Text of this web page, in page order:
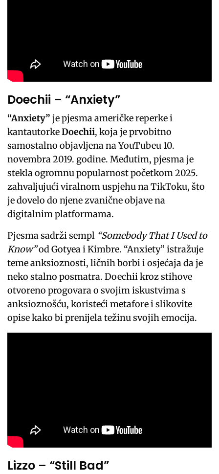
Doechii – “Anxiety”
“Anxiety” je pjesma američke reperke i
kantautorkeDoechii, koja je prvobitno
samostalno objavljena na YouTubeu 10.
novembra 2019. godine. Međutim, pjesma je
stekla ogromnu popularnost početkom 2025.
zahvaljujući viralnom uspjehu na TikToku, što
je dovelo do njene zvanične objave na
digitalnim platformama.
Pjesma sadrži sempl “Somebody That I Used to
Know”od Gotyea i Kimbre. “Anxiety” istražuje
teme anksioznosti, ličnih borbi i osjećaja da je
neko stalno posmatra. Doechii kroz stihove
otvoreno progovara o svojim iskustvima s
anksioznošću, koristeći metafore i slikovite
opise kako bi prenijela težinu svojih emocija.
Lizzo – “Still Bad”